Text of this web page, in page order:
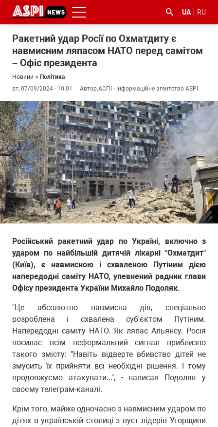
UA RU
Ракетний удар Росії по Охматдиту є
навмисним ляпасом НАТО перед самітом
– Офіс президента
Новини » Політика
вт, 07/09/2024 - 10:01
Автор:АСПІ - інформаційне агентство ASPI
Російський ракетний удар по Україні, включно з
ударом по найбільшій дитячій лікарні "Охматдит"
(Київ), є навмисною і схваленою Путіним дією
напередодні саміту НАТО, упевнений радник глави
Офісу президента України Михайло Подоляк.
"Це абсолютно навмисна дія, спеціально
розроблена і схвалена суб'єктом Путіним.
Напередодні саміту НАТО. Як ляпас Альянсу. Росія
посилає всім неформальний сигнал приблизно
такого змісту: "Навіть відверте вбивство дітей не
змусить їх прийняти всі необхідні рішення. І тому
продовжуємо атакувати...", - написав Подоляк у
своєму телеграм-каналі.
Крім того, майже одночасно з навмисним ударом по
дітях в українській столиці з вуст лідерів Угорщини
#ООС
#боротьба
з
корупцією
#ДФС #Київ #коронавірус